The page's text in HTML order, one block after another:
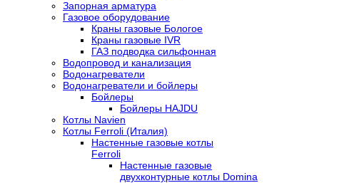
Запорная арматура
Газовое оборудование
Краны газовые Бологое
Краны газовые IVR
ГАЗ подводка сильфонная
Водопровод и канализация
Водонагреватели
Водонагреватели и бойлеры
Бойлеры
Бойлеры HAJDU
Котлы Navien
Котлы Ferroli (Италия)
Настенные газовые котлы
Ferroli
Настенные газовые
двухконтурные котлы Domina